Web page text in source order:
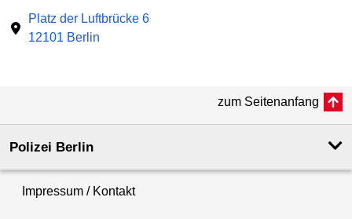
Platz der Luftbrücke 6
12101 Berlin
zum Seitenanfang
Polizei Berlin
Impressum / Kontakt